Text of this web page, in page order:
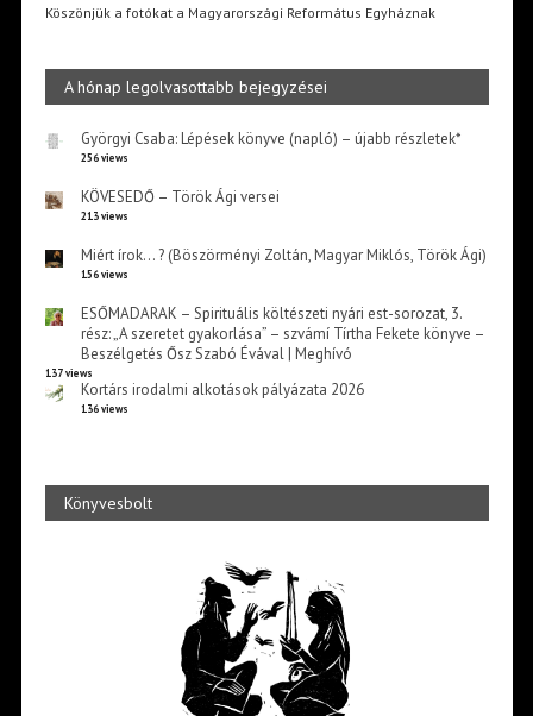
Köszönjük a fotókat a Magyarországi Református Egyháznak
A hónap legolvasottabb bejegyzései
Györgyi Csaba: Lépések könyve (napló) – újabb részletek*
256 views
KÖVESEDŐ – Török Ági versei
213 views
Miért írok… ? (Böszörményi Zoltán, Magyar Miklós, Török Ági)
156 views
ESŐMADARAK – Spirituális költészeti nyári est-sorozat, 3.
rész: „A szeretet gyakorlása” – szvámí Tírtha Fekete könyve –
Beszélgetés Ősz Szabó Évával | Meghívó
137 views
Kortárs irodalmi alkotások pályázata 2026
136 views
Könyvesbolt